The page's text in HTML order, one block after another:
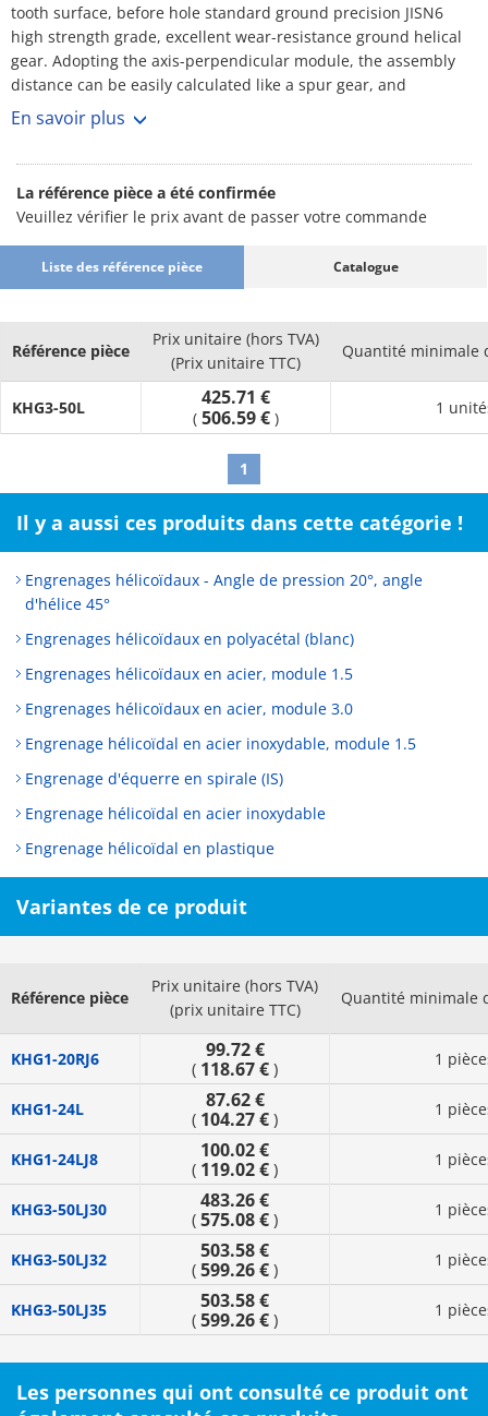
tooth surface, before hole standard ground precision JISN6
high strength grade, excellent wear-resistance ground helical
gear. Adopting the axis-perpendicular module, the assembly
distance can be easily calculated like a spur gear, and
replacement with a spur gear of the same specification is
En savoir plus
La référence pièce a été confirmée
Veuillez vérifier le prix avant de passer votre commande
Liste des référence pièce Catalogue
Référence pièce
Prix unitaire (hors TVA)
(Prix unitaire TTC)
Quantité minimale
KHG3-50L 425.71 €
( 506.59 € )
1
1
Il y a aussi ces produits dans cette catégorie !
Engrenages hélicoïdaux - Angle de pression 20°, angle
d'hélice 45°
Engrenages hélicoïdaux en polyacétal (blanc)
Engrenages hélicoïdaux en acier, module 1.5
Engrenages hélicoïdaux en acier, module 3.0
Engrenage hélicoïdal en acier inoxydable, module 1.5
Engrenage d'équerre en spirale (IS)
Engrenage hélicoïdal en acier inoxydable
Engrenage hélicoïdal en plastique
Variantes de ce produit
Référence pièce
Prix unitaire (hors TVA)
(prix unitaire TTC)
Quantité minimale
KHG1-20RJ6 99.72 €
( 118.67 € ) 1
KHG1-24L 87.62 €
( 104.27 € ) 1
KHG1-24LJ8 100.02 €
( 119.02 € ) 1
KHG3-50LJ30 483.26 €
( 575.08 € ) 1
KHG3-50LJ32 503.58 €
( 599.26 € ) 1
KHG3-50LJ35 503.58 €
( 599.26 € ) 1
Les personnes qui ont consulté ce produit ont